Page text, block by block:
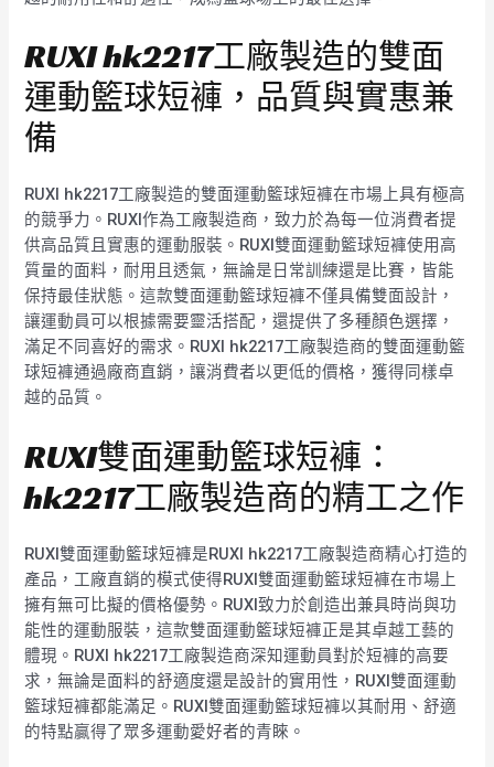
RUXI hk2217工廠製造的雙面
運動籃球短褲，品質與實惠兼
備
RUXI hk2217工廠製造的雙面運動籃球短褲在市場上具有極高
的競爭力。RUXI作為工廠製造商，致力於為每一位消費者提
供高品質且實惠的運動服裝。RUXI雙面運動籃球短褲使用高
質量的面料，耐用且透氣，無論是日常訓練還是比賽，皆能
保持最佳狀態。這款雙面運動籃球短褲不僅具備雙面設計，
讓運動員可以根據需要靈活搭配，還提供了多種顏色選擇，
滿足不同喜好的需求。RUXI hk2217工廠製造商的雙面運動籃
球短褲通過廠商直銷，讓消費者以更低的價格，獲得同樣卓
越的品質。
RUXI雙面運動籃球短褲：
hk2217工廠製造商的精工之作
RUXI雙面運動籃球短褲是RUXI hk2217工廠製造商精心打造的
產品，工廠直銷的模式使得RUXI雙面運動籃球短褲在市場上
擁有無可比擬的價格優勢。RUXI致力於創造出兼具時尚與功
能性的運動服裝，這款雙面運動籃球短褲正是其卓越工藝的
體現。RUXI hk2217工廠製造商深知運動員對於短褲的高要
求，無論是面料的舒適度還是設計的實用性，RUXI雙面運動
籃球短褲都能滿足。RUXI雙面運動籃球短褲以其耐用、舒適
的特點贏得了眾多運動愛好者的青睞。